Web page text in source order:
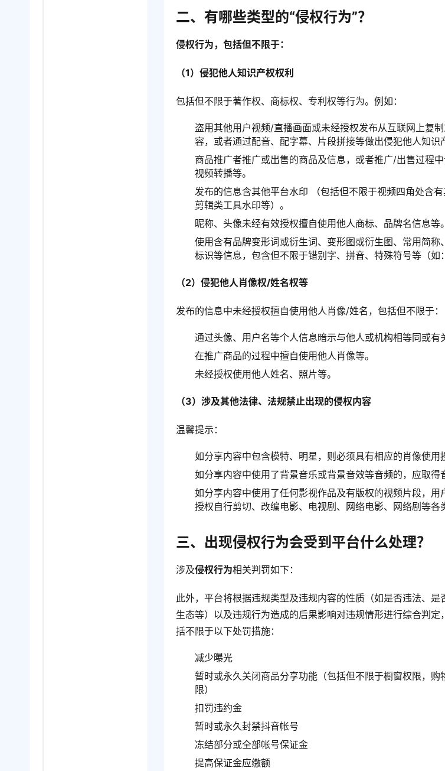
二、有哪些类型的“侵权行为”？
侵权行为，包括但不限于：
（1）侵犯他人知识产权权利
包括但不限于著作权、商标权、专利权等行为。例如：
盗用其他用户视频/直播画面或未经授权发布从互联网上复
容，或者通过配音、配字幕、片段拼接等做出侵犯他人知识
商品推广者推广或出售的商品及信息，或者推广/出售过程
视频转播等。
发布的信息含其他平台水印 （包括但不限于视频四角处含
剪辑类工具水印等）。
昵称、头像未经有效授权擅自使用他人商标、品牌名信息等。
使用含有品牌变形词或衍生词、变形图或衍生图、常用简
标识等信息，包含但不限于错别字、拼音、特殊符号等（如
（2）侵犯他人肖像权/姓名权等
发布的信息中未经授权擅自使用他人肖像/姓名，包括但不限于：
通过头像、用户名等个人信息暗示与他人或机构相等同或有
在推广商品的过程中擅自使用他人肖像等。
未经授权使用他人姓名、照片等。
（3）涉及其他法律、法规禁止出现的侵权内容
温馨提示：
如分享内容中包含模特、明星，则必须具有相应的肖像使用
如分享内容中使用了背景音乐或背景音效等音频的，应取得
如分享内容中使用了任何影视作品及有版权的视频片段，
授权自行剪切、改编电影、电视剧、网络电影、网络剧等各
三、出现侵权行为会受到平台什么处理？
涉及侵权行为相关判罚如下：
此外，平台将根据违规类型及违规内容的性质（如是否违法、
生态等）以及违规行为造成的后果影响对违规情形进行综合判
括不限于以下处罚措施：
减少曝光
暂时或永久关闭商品分享功能（包括但不限于橱窗权限，
限）
扣罚违约金
暂时或永久封禁抖音帐号
冻结部分或全部帐号保证金
提高保证金应缴额